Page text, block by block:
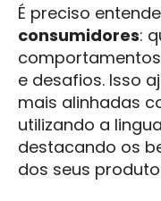
É preciso
consumidores:
e desafios. Isso
mais alinhadas
utilizando a
destacando os
dos seus